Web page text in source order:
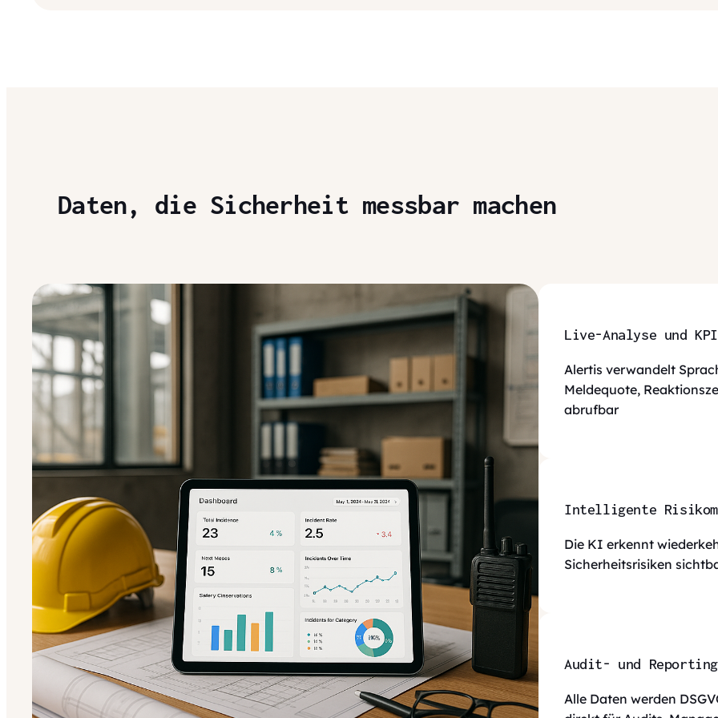
Daten, die Sicherheit messbar machen
Live-Analyse und
Alertis verwandelt
Meldequote,
abrufbar
Intelligente
Die KI erkennt
Sicherheitsrisiken
Audit- und
Alle Daten werden